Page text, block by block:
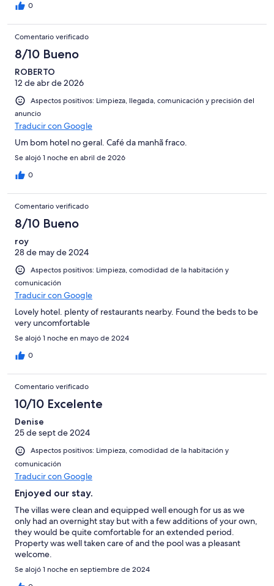
0
Comentario verificado
8/10 Bueno
ROBERTO
12 de abr de 2026
Aspectos positivos: Limpieza, llegada, comunicación y precisión del
anuncio
Traducir con Google
Um bom hotel no geral. Café da manhã fraco.
Se alojó 1 noche en abril de 2026
0
Comentario verificado
8/10 Bueno
roy
28 de may de 2024
Aspectos positivos: Limpieza, comodidad de la habitación y
comunicación
Traducir con Google
Lovely hotel. plenty of restaurants nearby. Found the beds to be
very uncomfortable
Se alojó 1 noche en mayo de 2024
0
Comentario verificado
10/10 Excelente
Denise
25 de sept de 2024
Aspectos positivos: Limpieza, comodidad de la habitación y
comunicación
Traducir con Google
Enjoyed our stay.
The villas were clean and equipped well enough for us as we
only had an overnight stay but with a few additions of your own,
they would be quite comfortable for an extended period.
Property was well taken care of and the pool was a pleasant
welcome.
Se alojó 1 noche en septiembre de 2024